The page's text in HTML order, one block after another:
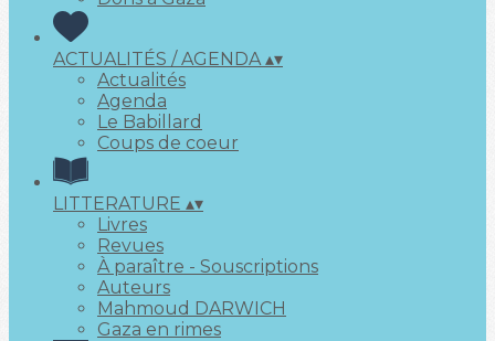
ACTUALITÉS / AGENDA▴▾
Actualités
Agenda
Le Babillard
Coups de coeur
LITTERATURE ▴▾
Livres
Revues
À paraître - Souscriptions
Auteurs
Mahmoud DARWICH
Gaza en rimes